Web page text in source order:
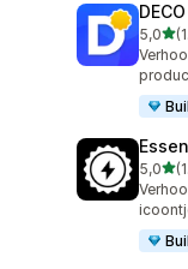
5,0
1512
5,0
1034